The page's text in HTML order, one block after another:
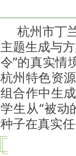
杭州市丁
主题生成与
令”的真实情
杭州特色资
组合作中生
学生从“被动
种子在真实